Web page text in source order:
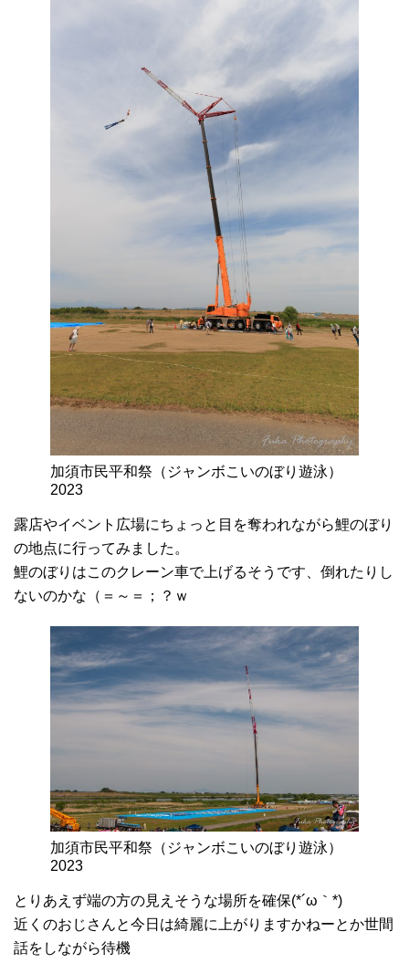
加須市民平和祭（ジャンボこいのぼり遊泳）
2023
露店やイベント広場にちょっと目を奪われながら鯉のぼり
の地点に行ってみました。
鯉のぼりはこのクレーン車で上げるそうです、倒れたりし
ないのかな（＝～＝；？ｗ
加須市民平和祭（ジャンボこいのぼり遊泳）
2023
とりあえず端の方の見えそうな場所を確保(*´ω｀*)
近くのおじさんと今日は綺麗に上がりますかねーとか世間
話をしながら待機